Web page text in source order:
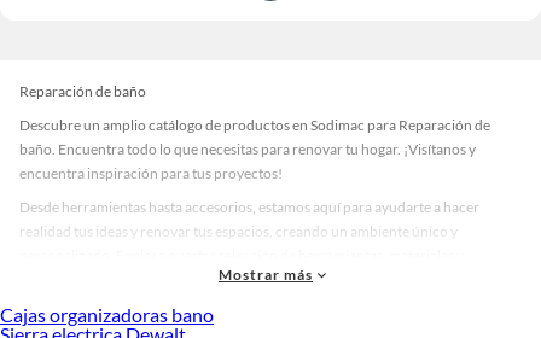
Reparación de baño
Descubre un amplio catálogo de productos en Sodimac para Reparación de
baño. Encuentra todo lo que necesitas para renovar tu hogar. ¡Visítanos y
encuentra inspiración para tus proyectos!
Desde herramientas hasta accesorios, estamos aquí para ayudarte a hacer
realidad tus ideas y renovar tus espacios, creando un ambiente único y
accesorios de calidad que te ayudarán a crear un espacio más tú.
Desde remodelaciones hasta proyectos de decoración, estamos aquí para hacer
Mostrar más
Cajas organizadoras bano